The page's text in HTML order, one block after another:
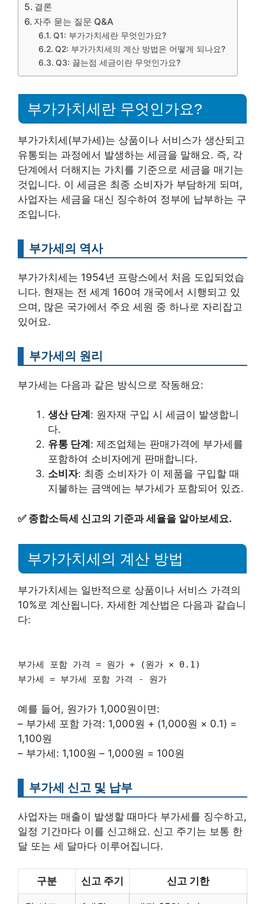
결론
자주 묻는 질문 Q&A
Q1: 부가가치세란 무엇인가요?
Q2: 부가가치세의 계산 방법은 어떻게 되나요?
Q3: 끓는점 세금이란 무엇인가요?
부가가치세란 무엇인가요?
부가가치세(부가세)는 상품이나 서비스가 생산되고
유통되는 과정에서 발생하는 세금을 말해요. 즉, 각
단계에서 더해지는 가치를 기준으로 세금을 매기는
것입니다. 이 세금은 최종 소비자가 부담하게 되며,
사업자는 세금을 대신 징수하여 정부에 납부하는 구
조입니다.
부가세의 역사
부가가치세는 1954년 프랑스에서 처음 도입되었습
니다. 현재는 전 세계 160여 개국에서 시행되고 있
으며, 많은 국가에서 주요 세원 중 하나로 자리잡고
있어요.
부가세의 원리
부가세는 다음과 같은 방식으로 작동해요:
생산 단계 : 원자재 구입 시 세금이 발생합니
다.
유통 단계 : 제조업체는 판매가격에 부가세를
포함하여 소비자에게 판매합니다.
소비자: 최종 소비자가 이 제품을 구입할 때
지불하는 금액에는 부가세가 포함되어 있죠.
✅ 종합소득세 신고의 기준과 세율을 알아보세요.
부가가치세의 계산 방법
부가가치세는 일반적으로 상품이나 서비스 가격의
10%로 계산됩니다. 자세한 계산법은 다음과 같습니
다:
부가세 포함 가격 = 원가 + (원가 × 0.1)
부가세 = 부가세 포함 가격 - 원가
예를 들어, 원가가 1,000원이면:
– 부가세 포함 가격: 1,000원 + (1,000원 × 0.1) =
1,100원
– 부가세: 1,100원 – 1,000원 = 100원
부가세 신고 및 납부
사업자는 매출이 발생할 때마다 부가세를 징수하고,
일정 기간마다 이를 신고해요. 신고 주기는 보통 한
달 또는 세 달마다 이루어집니다.
구분 신고 주기 신고 기한